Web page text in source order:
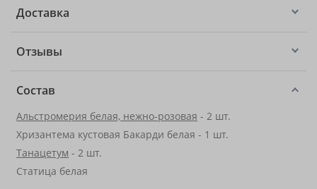
Доставка
Отзывы
Состав
Альстромерия белая, нежно-розовая - 2 шт.
Хризантема кустовая Бакарди белая - 1 шт.
Танацетум - 2 шт.
Статица белая